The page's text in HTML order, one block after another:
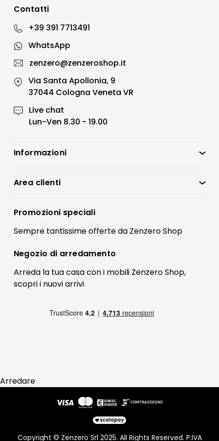
Contatti
+39 391 7713491
WhatsApp
zenzero@zenzeroshop.it
Via Santa Apollonia, 9
37044 Cologna Veneta VR
Live chat
Lun-Ven 8.30 - 19.00
Informazioni
Condizioni di vendita
Preferenze Cookies
Termini e condizioni
Contatti
FAQ
Pagamenti
Area clienti
Registrati
Il mio account
Promozioni speciali
Sempre tantissimeofferteda Zenzero Shop
Negozio di arredamento
Arreda la tua casa con i mobili Zenzero Shop,
scopri i nuovi arrivi
Arredare
Copyright © Zenzero Srl 2025. All Rights Reserved. P.IVA